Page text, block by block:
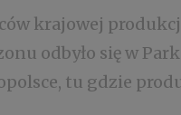
krajowej
odbyło się w
tu gdzie